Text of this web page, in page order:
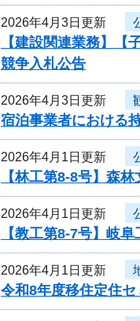
2026年4月3日更新
【建設関連業務】
競争入札公告
2026年4月3日更新
宿泊事業者における
2026年4月1日更新
【林工第8-8号】森
2026年4月1日更新
【教工第8-7号】岐
2026年4月1日更新
令和8年度移住定住